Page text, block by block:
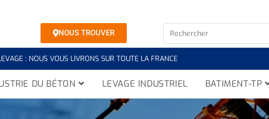
NOUS TROUVER
: NOUS VOUS LIVRONS SUR TOUTE LA FRANCE
DU BÉTON LEVAGE INDUSTRIEL BATIMENT-TP